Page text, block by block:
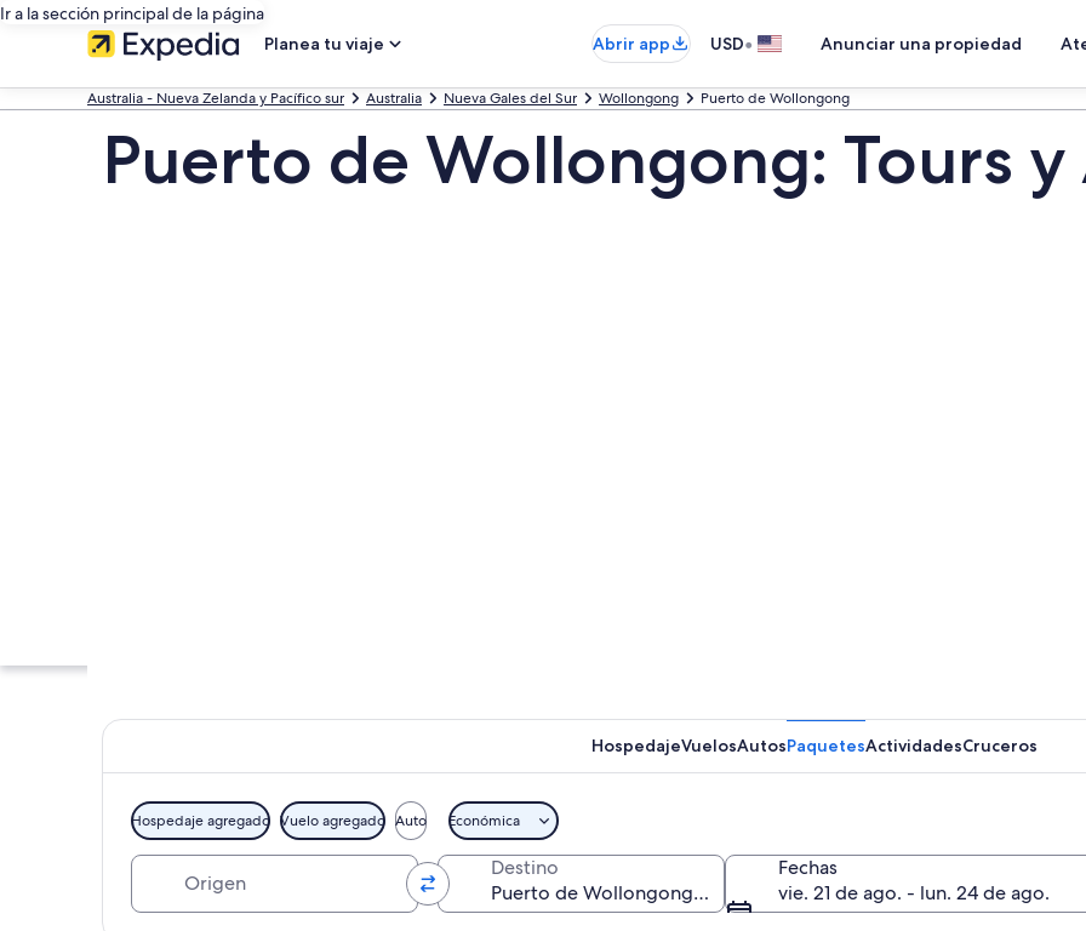
Ir a la sección principal de la página
Planea tu viaje
Abrir app USD• Anunciar una propiedad
Australia - Nueva Zelanda y Pacífico sur Australia Nueva Gales del Sur Wollongong Puerto de Wollongong
Puerto de Wollongong: Tours
Un horizonte urbano frente al agua al atardecer, con edificios, un muelle y barcos.
HospedajeVuelosAutosPaquetesActividadesCruceros
Hospedaje agregado Vuelo agregado Auto Económica
Destino
Fechas
vie. 21 de ago. - lun. 24 de ago.